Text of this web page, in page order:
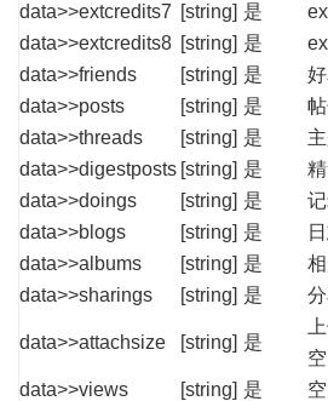
data>>extcredits7 [string] 是
data>>extcredits8 [string] 是
data>>friends
[string] 是
data>>posts
[string] 是
data>>threads
[string] 是
data>>digestposts [string] 是
data>>doings
[string] 是
data>>blogs
[string] 是
data>>albums
[string] 是
data>>sharings
[string] 是
data>>attachsize [string] 是
data>>views
[string] 是